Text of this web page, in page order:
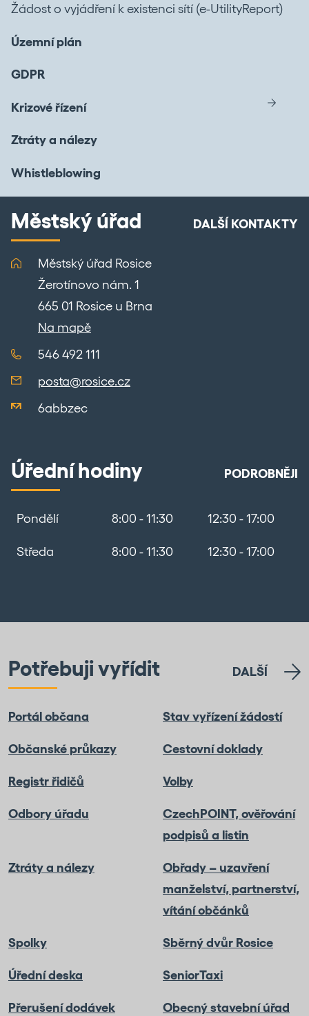
Žádost o vyjádření k existenci sítí (e-UtilityReport)
Územní plán
GDPR
Krizové řízení
Ztráty a nálezy
Whistleblowing
Městský úřad DALŠÍ KONTAKTY
Městský úřad Rosice
Žerotínovo nám. 1
665 01 Rosice u Brna
Na mapě
546 492 111
posta@rosice.cz
6abbzec
Úřední hodiny PODROBNĚJI
Pondělí 8:00 - 11:30 12:30 - 17:00
Středa 8:00 - 11:30 12:30 - 17:00
Potřebuji vyřídit DALŠÍ
Portál občana Stav vyřízení žádostí
Občanské průkazy Cestovní doklady
Registr řidičů Volby
Odbory úřadu
CzechPOINT, ověřování
podpisů a listin
Ztráty a nálezy
Obřady – uzavření
manželství, partnerství,
vítání občánků
Spolky Sběrný dvůr Rosice
Úřední deska SeniorTaxi
Přerušení dodávek
Obecný stavební úřad